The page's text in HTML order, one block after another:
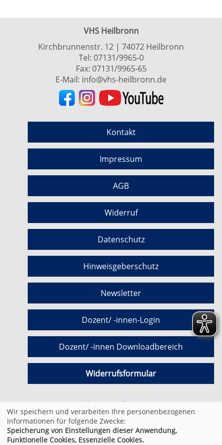
VHS Heilbronn
Kirchbrunnenstr. 12 | 74072 Heilbronn
Tel: 07131/9965-0
Fax: 07131/9965-65
E-Mail: info@vhs-heilbronn.de
Kontakt
Impressum
AGB
Widerruf
Datenschutz
Hinweisgeberschutz
Newsletter
Dozent/ -innen-Login
Dozent/ -innen Downloadbereich
Widerrufsformular
Cookie Einstellungen
© 2026 Kufer Software GmbH
Wir speichern und verarbeiten Ihre personenbezogenen
Informationen für folgende Zwecke:
Speicherung von Einstellungen dieser Anwendung,
Funktionelle Cookies, Essenzielle Cookies.